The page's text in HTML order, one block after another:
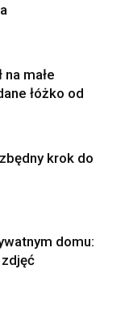
małe
łóżko od
krok do
domu: